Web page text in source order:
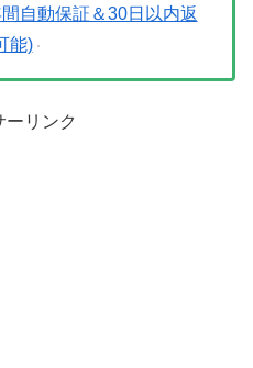
自動保証＆30日以内返
能)
ーリンク